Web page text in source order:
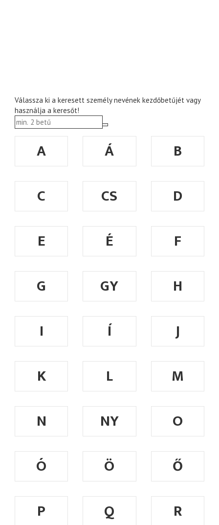
Válassza ki a keresett személy nevének kezdőbetűjét vagy
használja a keresőt!
A Á
B
C
CS
D
E
É
F
G
GY
H
I
Í
J
K
L
M
N
NY
O
Ó
Ö
Ő
P
Q R